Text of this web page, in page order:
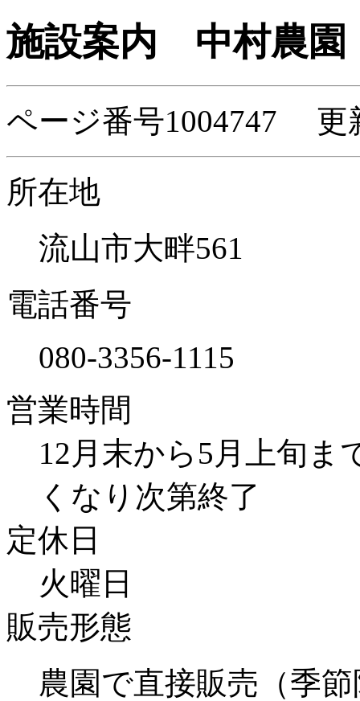
施設案内 中村農園
ページ番号1004747 更
所在地
流山市大畔561
電話番号
080-3356-1115
営業時間
12月末から5月上旬
くなり次第終了
定休日
火曜日
販売形態
農園で直接販売（季